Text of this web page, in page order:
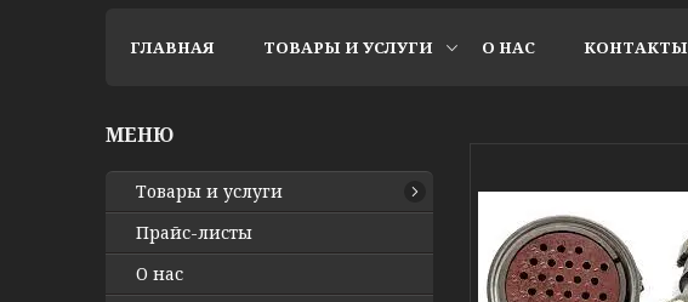
ГЛАВНАЯ ТОВАРЫ И УСЛУГИ О НАС КОНТАКТЫ
Товары и услуги
Прайс-листы
О нас